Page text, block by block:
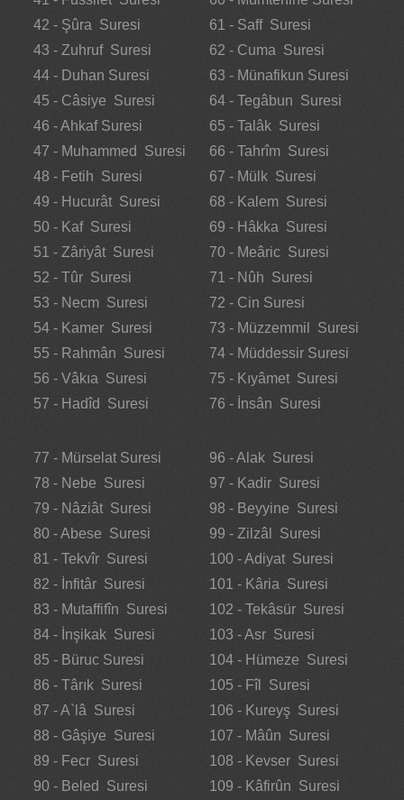
42 - Şûra Suresi
43 - Zuhruf Suresi
44 - Duhan Suresi
45 - Câsiye Suresi
46 - Ahkaf Suresi
47 - Muhammed Suresi
48 - Fetih Suresi
49 - Hucurât Suresi
50 - Kaf Suresi
51 - Zâriyât Suresi
52 - Tûr Suresi
53 - Necm Suresi
54 - Kamer Suresi
55 - Rahmân Suresi
56 - Vâkıa Suresi
57 - Hadîd Suresi
61 - Saff Suresi
62 - Cuma Suresi
63 - Münafikun Suresi
64 - Tegâbun Suresi
65 - Talâk Suresi
66 - Tahrîm Suresi
67 - Mülk Suresi
68 - Kalem Suresi
69 - Hâkka Suresi
70 - Meâric Suresi
71 - Nûh Suresi
72 - Cin Suresi
73 - Müzzemmil Suresi
74 - Müddessir Suresi
75 - Kıyâmet Suresi
76 - İnsân Suresi
77 - Mürselat Suresi
78 - Nebe Suresi
79 - Nâziât Suresi
80 - Abese Suresi
81 - Tekvîr Suresi
82 - İnfitâr Suresi
83 - Mutaffifîn Suresi
84 - İnşikak Suresi
85 - Büruc Suresi
86 - Târık Suresi
87 - A`lâ Suresi
88 - Gâşiye Suresi
89 - Fecr Suresi
90 - Beled Suresi
96 - Alak Suresi
97 - Kadir Suresi
98 - Beyyine Suresi
99 - Zilzâl Suresi
100 - Adiyat Suresi
101 - Kâria Suresi
102 - Tekâsür Suresi
103 - Asr Suresi
104 - Hümeze Suresi
105 - Fîl Suresi
106 - Kureyş Suresi
107 - Mâûn Suresi
108 - Kevser Suresi
109 - Kâfirûn Suresi